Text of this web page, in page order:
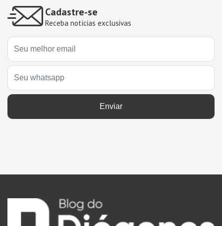
Cadastre-se
Receba notícias exclusivas
Enviar